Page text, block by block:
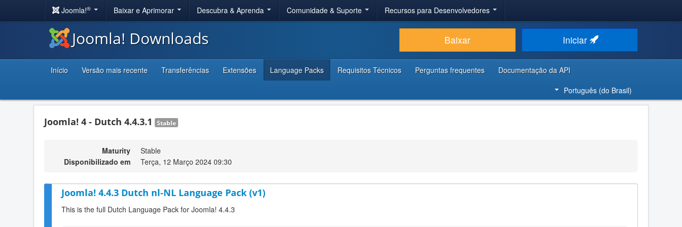
Joomla!® Baixar e Aprimorar Descubra & Aprenda Comunidade & Suporte Recursos para Desenvolvedores
Joomla! Downloads Baixar Iniciar
Início Versão mais recente Transferências Extensões Language Packs Requisitos Técnicos Perguntas frequentes
Documentação da API
Português (do Brasil)
Joomla! 4 - Dutch 4.4.3.1 Stable
Maturity
Stable
Disponibilizado em
Terça, 12 Março 2024 09:30
Joomla! 4.4.3 Dutch nl-NL Language Pack (v1)
This is the full Dutch Language Pack for Joomla! 4.4.3